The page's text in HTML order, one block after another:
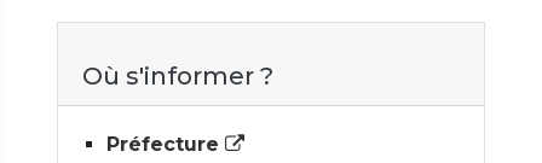
Où s'informer ?
Préfecture